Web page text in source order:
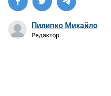
Пилипко Михайло
Редактор